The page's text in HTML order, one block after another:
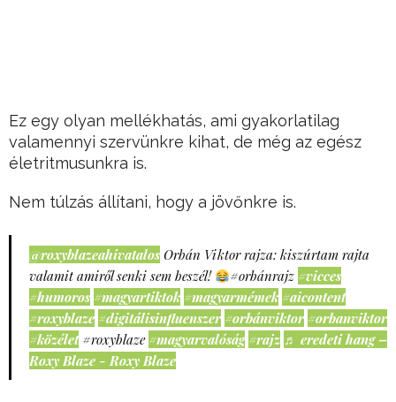
Ez egy olyan mellékhatás, ami gyakorlatilag
valamennyi szervünkre kihat, de még az egész
életritmusunkra is.
Nem túlzás állítani, hogy a jövőnkre is.
@roxyblazeahivatalos Orbán Viktor rajza: kiszúrtam rajta
valamit amiről senki sem beszél!
#orbánrajz #vicces
#humoros #magyartiktok #magyarmémek #aicontent
#roxyblaze #digitálisinfluenszer #orbánviktor #orbanviktor
#közélet #roxyblaze #magyarvalóság #rajz ♬ eredeti hang –
Roxy Blaze - Roxy Blaze